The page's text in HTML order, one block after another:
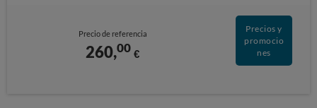
Precio de referencia
260,00 €
Precios y
promocio
nes